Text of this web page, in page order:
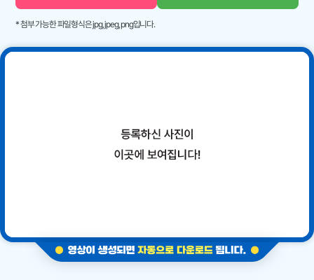
* 첨부 가능한 파일형식은 jpg, jpeg, png입니다.